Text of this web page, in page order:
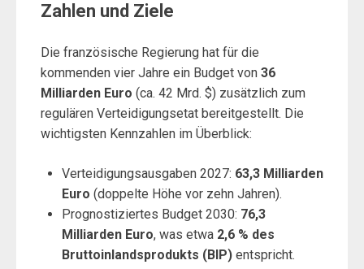
Zahlen und Ziele
Die französische Regierung hat für die
kommenden vier Jahre ein Budget von 36
Milliarden Euro (ca. 42 Mrd. $) zusätzlich zum
regulären Verteidigungsetat bereitgestellt. Die
wichtigsten Kennzahlen im Überblick:
Verteidigungsausgaben 2027: 63,3 Milliarden
Euro (doppelte Höhe vor zehn Jahren).
Prognostiziertes Budget 2030: 76,3
Milliarden Euro, was etwa 2,6 % des
Bruttoinlandsprodukts (BIP)entspricht.